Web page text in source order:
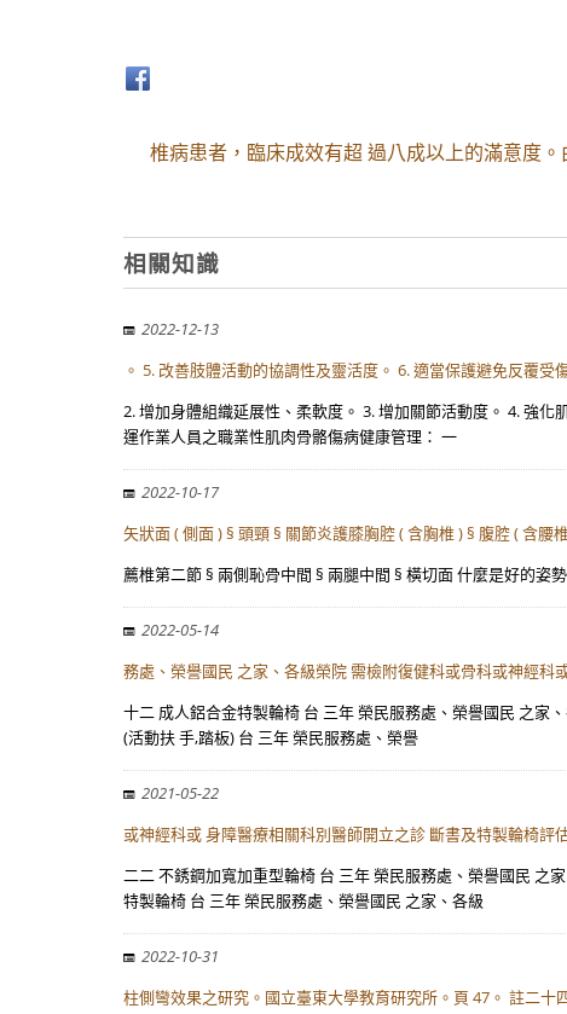
椎病患者，臨床成效有超 過八成以上的滿意度
相關知識
2022-12-13
。 5. 改善肢體活動的協調性及靈活度。 6. 適當保護避免反覆受
2. 增加身體組織延展性、柔軟度。 3. 增加關節活動度。 4. 強
運作業人員之職業性肌肉骨骼傷病健康管理： 一
2022-10-17
矢狀面 ( 側面 ) § 頭頸 § 關節炎護膝胸腔 ( 含胸椎 ) § 腹腔 ( 含腰
薦椎第二節 § 兩側恥骨中間 § 兩腿中間 § 橫切面 什麼是好的姿
2022-05-14
務處、榮譽國民 之家、各級榮院 需檢附復健科或骨科或神經科
十二 成人鋁合金特製輪椅 台 三年 榮民服務處、榮譽國民 之家
(活動扶 手,踏板) 台 三年 榮民服務處、榮譽
2021-05-22
或神經科或 身障醫療相關科別醫師開立之診 斷書及特製輪椅評
二二 不銹鋼加寬加重型輪椅 台 三年 榮民服務處、榮譽國民 之
特製輪椅 台 三年 榮民服務處、榮譽國民 之家、各級
2022-10-31
柱側彎效果之研究。國立臺東大學教育研究所。頁 47。 註二